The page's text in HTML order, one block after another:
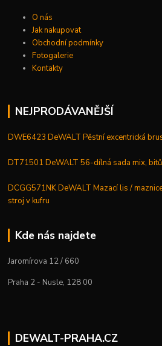
O nás
Jak nakupovat
Obchodní podmínky
Fotogalerie
Kontakty
NEJPRODÁVANĚJŠÍ
DWE6423 DeWALT Pěstní excentrická
DT71501 DeWALT 56-dílná sada mix,
DCGG571NK DeWALT Mazací lis /
stroj v kufru
Kde nás najdete
Jaromírova 12 / 660
Praha 2 - Nusle, 128 00
DEWALT-PRAHA.CZ